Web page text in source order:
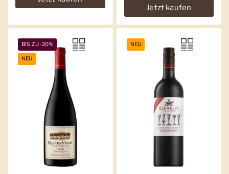
Jetzt kaufen
BIS ZU -20%
NEU
NEU